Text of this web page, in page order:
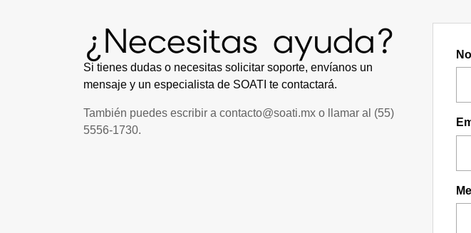
¿Necesitas ayuda?
Si tienes dudas o necesitas solicitar soporte, envíanos un
mensaje y un especialista de SOATI te contactará.
También puedes escribir a contacto@soati.mx o llamar al (55)
5556-1730.